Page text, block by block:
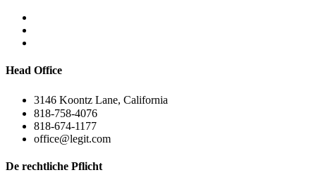
Head Office
3146 Koontz Lane, California
818-758-4076
818-674-1177
office@legit.com
De rechtliche Pflicht